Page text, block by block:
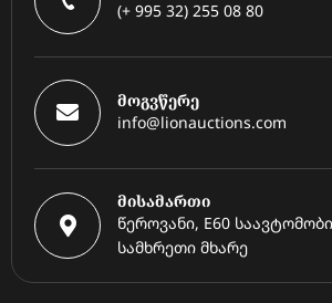
(+ 995 32) 255 08 80
მოგვწერე
info@lionauctions.com
მისამართი
წეროვანი, E60
სამხრეთი მხარე